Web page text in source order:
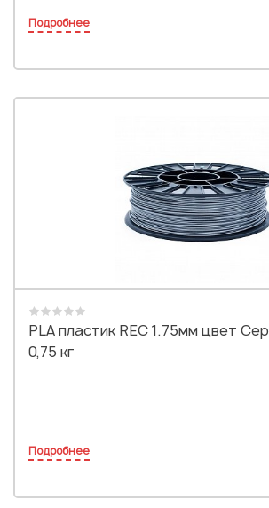
Подробнее
PLA пластик REC 1.75мм цвет
0,75 кг
Подробнее